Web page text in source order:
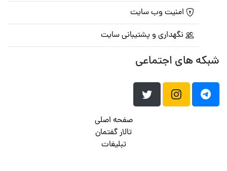
امنیت وب سایت
نگهداری و پشتیبانی سایت
شبکه های اجتماعی
صفحه اصلی
تالار گفتمان
تبلیغات